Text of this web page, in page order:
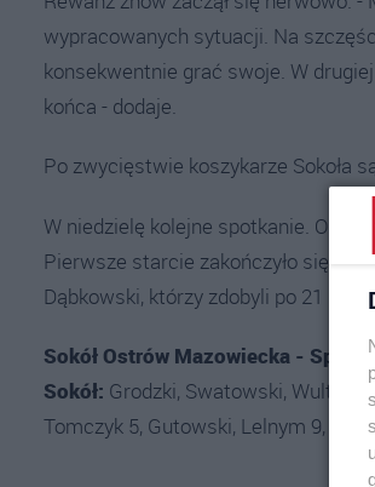
wypracowanych sytuacji. Na
konsekwentnie grać swoje. W
końca - dodaje.
Po zwycięstwie koszykarze Sokoła
W niedzielę kolejne spotkanie. O
Pierwsze starcie zakończyło się
Dąbkowski, którzy zdobyli po 21
Sokół Ostrów Mazowiecka -
Sokół: Grodzki, Swatowski,
Tomczyk 5, Gutowski, Lelnym 9,